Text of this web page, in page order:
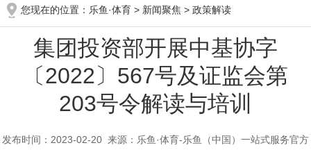
您现在的位置： 乐鱼·体育 > 新闻聚焦 > 政策解读
集团投资部开展中基协字
〔2022〕567号及证监会第
203号令解读与培训
发布时间：2023-02-20 来源：乐鱼·体育-乐鱼（中国）一站式服务官方